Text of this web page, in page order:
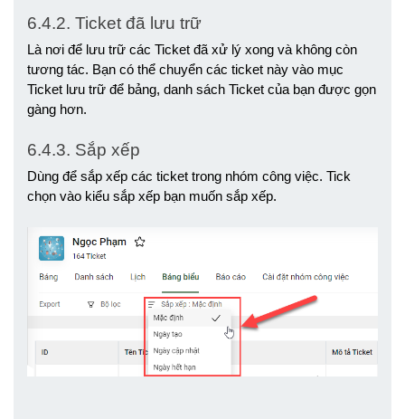
6.4.2. Ticket đã lưu trữ
Là nơi để lưu trữ các Ticket đã xử lý xong và không còn
tương tác. Bạn có thể chuyển các ticket này vào mục
Ticket lưu trữ để bảng, danh sách Ticket của bạn được gọn
gàng hơn.
6.4.3. Sắp xếp
Dùng để sắp xếp các ticket trong nhóm công việc. Tick
chọn vào kiểu sắp xếp bạn muốn sắp xếp.